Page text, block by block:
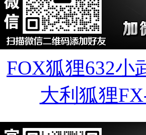
FOX狐狸632小
大利狐狸